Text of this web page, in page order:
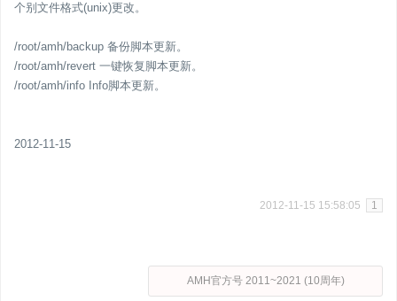
个别文件格式(unix)更改。
/root/amh/backup 备份脚本更新。
/root/amh/revert 一键恢复脚本更新。
/root/amh/info Info脚本更新。
2012-11-15
2012-11-15 15:58:05 1
AMH官方号 2011~2021 (10周年)